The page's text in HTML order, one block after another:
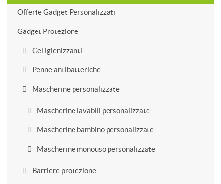
Offerte Gadget Personalizzati
Gadget Protezione
Gel igienizzanti
Penne antibatteriche
Mascherine personalizzate
Mascherine lavabili personalizzate
Mascherine bambino personalizzate
Mascherine monouso personalizzate
Barriere protezione